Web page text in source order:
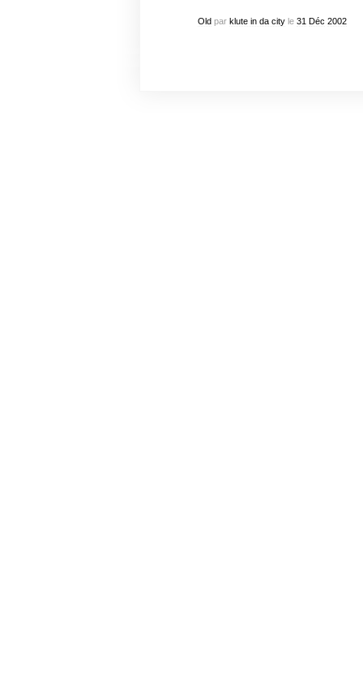
Oldpar klute in da cityle 31 Déc 2002